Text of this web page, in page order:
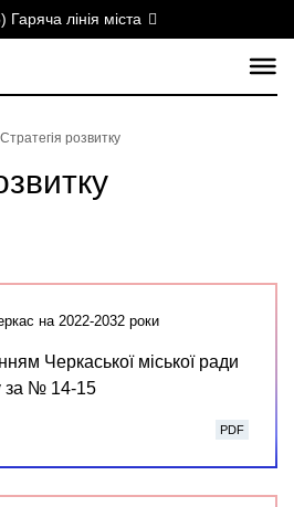
Гаряча лінія міста
Стратегія розвитку
на 2022-2032 роки
Черкаської міської ради
за № 14-15
PDF